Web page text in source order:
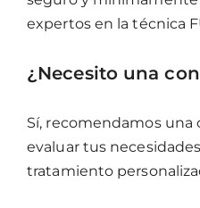
expertos en la técnica
¿Necesito una
Sí, recomendamos una
evaluar tus
tratamiento